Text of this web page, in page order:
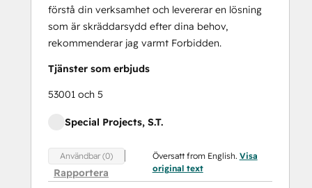
förstå din verksamhet och levererar en lösning
som är skräddarsydd efter dina behov,
rekommenderar jag varmt Forbidden.
Tjänster som erbjuds
53001 och 5
Special Projects, S.T.
Användbar (0)
Rapportera
Översatt from English. Visa
original text